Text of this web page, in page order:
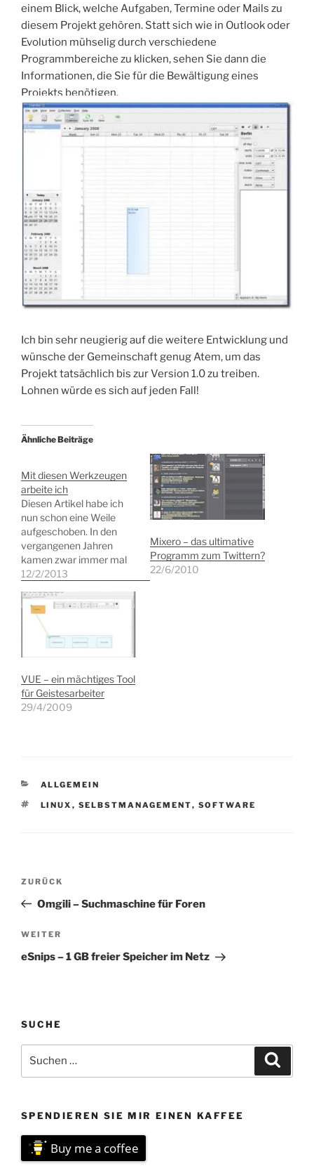
einem Blick, welche Aufgaben, Termine oder Mails zu
diesem Projekt gehören. Statt sich wie in Outlook oder
Evolution mühselig durch verschiedene
Programmbereiche zu klicken, sehen Sie dann die
Informationen, die Sie für die Bewältigung eines
Projekts benötigen.
Ich bin sehr neugierig auf die weitere Entwicklung und
wünsche der Gemeinschaft genug Atem, um das
Projekt tatsächlich bis zur Version 1.0 zu treiben.
Lohnen würde es sich auf jeden Fall!
Ähnliche Beiträge
Mit diesen Werkzeugen
arbeite ich
Diesen Artikel habe ich
nun schon eine Weile
aufgeschoben. In den
vergangenen Jahren
kamen zwar immer mal
wieder persönliche Mails,
Tipps gebeten hatten,
aber irgendwie fehlte mir
der ausschlaggebende
Impuls, um mal ein paar
Worte über meine
Vor einigen Wochen habe
ich indes die…
12/2/2013
Mixero – das ultimative
Programm zum Twittern?
22/6/2010
VUE – ein mächtiges Tool
für Geistesarbeiter
29/4/2009
KATEGORIEN
ALLGEMEIN
SCHLAGWÖRTER
LINUX , SELBSTMANAGEMENT, SOFTWARE
Beitragsnavigation
Vorheriger
Beitrag
ZURÜCK
Omgili – Suchmaschine für Foren
Nächster
Beitrag
WEITER
eSnips – 1 GB freier Speicher im Netz
SUCHE
nach:
SPENDIEREN SIE MIR EINEN KAFFEE
Buy me a coffee